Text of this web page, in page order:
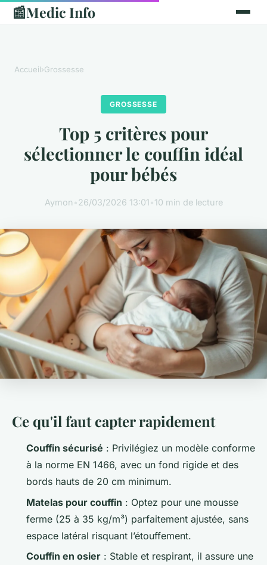
📰Medic Info
Accueil›Grossesse
GROSSESSE
Top 5 critères pour
sélectionner le couffin idéal
pour bébés
Aymon •26/03/2026 13:01•10 min de lecture
Ce qu'il faut capter rapidement
Couffin sécurisé : Privilégiez un modèle conforme
à la norme EN 1466, avec un fond rigide et des
bords hauts de 20 cm minimum.
Matelas pour couffin : Optez pour une mousse
ferme (25 à 35 kg/m³) parfaitement ajustée, sans
espace latéral risquant l’étouffement.
Couffin en osier : Stable et respirant, il assure une